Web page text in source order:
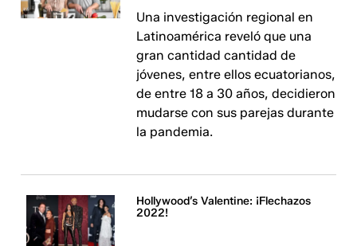
Una investigación regional en
Latinoamérica reveló que una
gran cantidad cantidad de
jóvenes, entre ellos ecuatorianos,
de entre 18 a 30 años, decidieron
mudarse con sus parejas durante
la pandemia.
Hollywood’s Valentine: ¡Flechazos
2022!